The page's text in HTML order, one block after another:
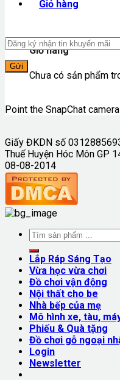
Giỏ hàng
Chưa có sản phẩm
Point the SnapChat
Giấy ĐKDN số
Thuế Huyện Hóc Môn GP
08-08-2014
Lắp Ráp Sáng Tạo
Vừa học vừa chơi
Đồ chơi vận động
Nội thất cho be
Nhà bếp của mẹ
Mô hình xe, tàu,
Phiếu & Quà tặng
Đồ chơi gỗ ngoại
Login
Newsletter